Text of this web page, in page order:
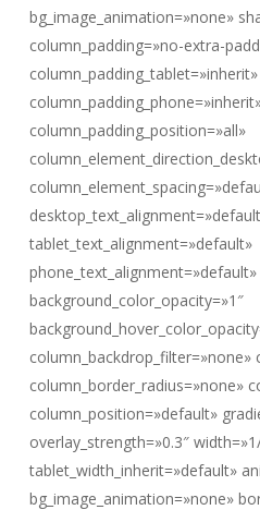
bg_image_animation=»none»
column_padding=»no-extra-
column_padding_tablet=»inherit»
column_padding_position=»all»
tablet_text_alignment=»default»
phone_text_alignment=»default»
background_color_opacity=»1″
column_backdrop_filter=»none»
column_border_radius=»none»
column_position=»default»
overlay_strength=»0.3″
tablet_width_inherit=»default»
bg_image_animation=»none»